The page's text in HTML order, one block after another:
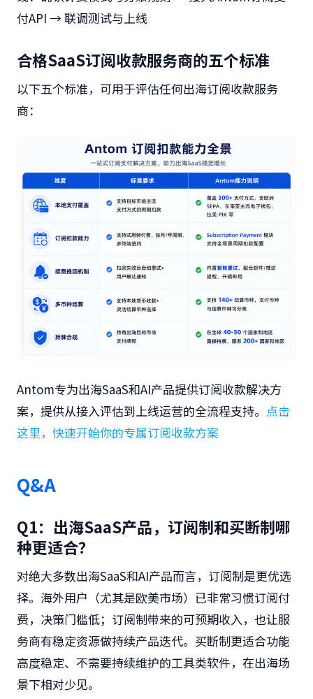
付API → 联调测试与上线
合格SaaS订阅收款服务商的五个标准
以下五个标准，可用于评估任何出海订阅收款服务
商：
Antom专为出海SaaS和AI产品提供订阅收款解决方
案，提供从接入评估到上线运营的全流程支持。 点击
这里，快速开始你的专属订阅收款方案
Q&A
Q1：出海SaaS产品，订阅制和买断制哪
种更适合？
对绝大多数出海SaaS和AI产品而言，订阅制是更优选
择。海外用户（尤其是欧美市场）已非常习惯订阅付
费，决策门槛低；订阅制带来的可预期收入，也让服
务商有稳定资源做持续产品迭代。买断制更适合功能
高度稳定、不需要持续维护的工具类软件，在出海场
景下相对少见。